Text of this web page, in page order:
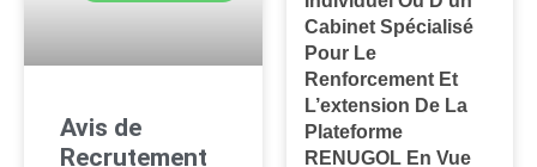
Avis de
Recrutement
Cabinet Spécialisé
Pour Le
Renforcement Et
L’extension De La
Plateforme
RENUGOL En Vue